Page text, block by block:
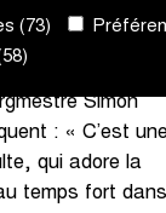
(73)
animations
Simon
: « C’est
qui adore la
temps fort dans